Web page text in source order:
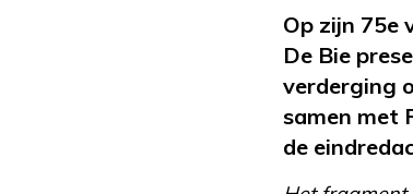
Op zijn 75e
De Bie
verderging
samen met
de